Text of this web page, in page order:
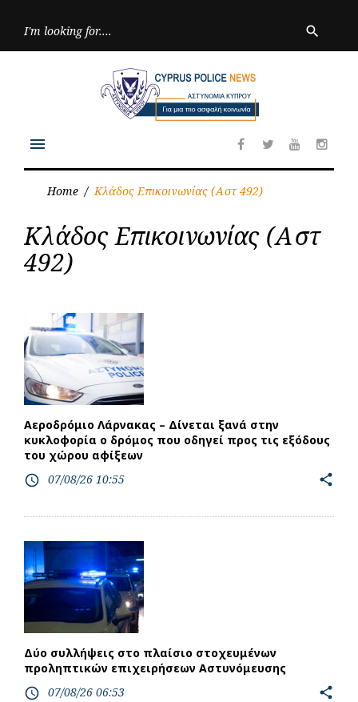
search
Facebook
TwitterYoutube
menu
Home / Κλάδος Επικοινωνίας (Αστ 492)
Author:
Κλάδος
Επικοινωνίας
(Αστ
Κλάδος Επικοινωνίας (Αστ
492)
Αεροδρόμιο Λάρνακας – Δίνεται ξανά στην
κυκλοφορία ο δρόμος που οδηγεί προς τις εξόδους
του χώρου αφίξεων
access_time 07/08/26 10:55 share
Δύο συλλήψεις στο πλαίσιο στοχευμένων
προληπτικών επιχειρήσεων Αστυνόμευσης
access_time 07/08/26 06:53 share